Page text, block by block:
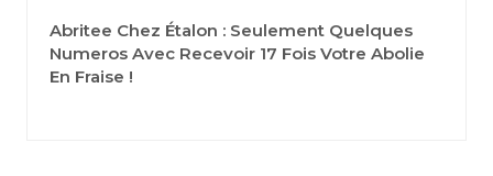
Abritee Chez Étalon : Seulement Quelques
Numeros Avec Recevoir 17 Fois Votre Abolie
En Fraise !